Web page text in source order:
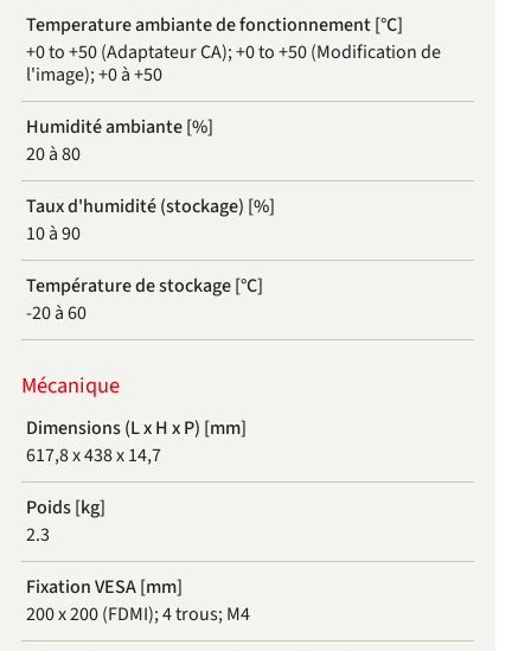
Temperature ambiante de fonctionnement [°C]
+0 to +50 (Adaptateur CA); +0 to +50 (Modification de
l'image); +0 à +50
Humidité ambiante [%]
20 à 80
Taux d'humidité (stockage) [%]
10 à 90
Température de stockage [°C]
-20 à 60
Mécanique
Dimensions (L x H x P) [mm]
617,8 x 438 x 14,7
Poids [kg]
2.3
Fixation VESA [mm]
200 x 200 (FDMI); 4 trous; M4